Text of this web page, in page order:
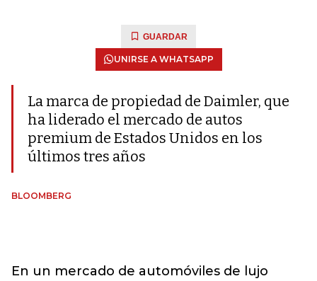
GUARDAR
UNIRSE A WHATSAPP
La marca de propiedad de Daimler, que
ha liderado el mercado de autos
premium de Estados Unidos en los
últimos tres años
BLOOMBERG
En un mercado de automóviles de lujo